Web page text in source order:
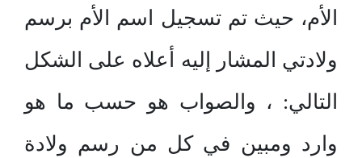
الأم، حيث تم تسجيل اسم الأم برسم
ولادتي المشار إليه أعلاه على الشكل
التالي: ، والصواب هو حسب ما هو
وارد ومبين في كل من رسم ولادة